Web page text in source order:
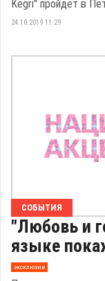
Kegri" пройдет в
24.10.2019 11:29
СОБЫТИЯ
"Любовь и
языке
эксклюзив